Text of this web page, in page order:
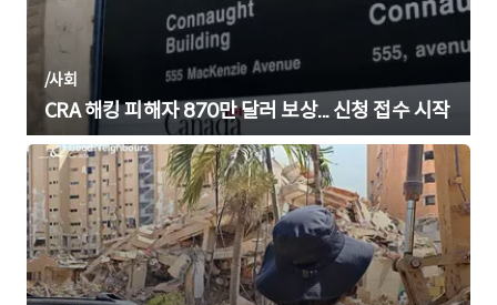
/사회
CRA 해킹 피해자 870만 달러 보상... 신청 접수 시작